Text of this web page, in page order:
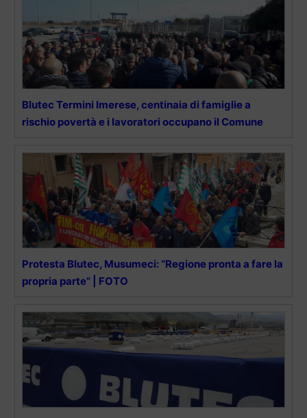
Blutec Termini Imerese, centinaia di famiglie a
rischio povertà e i lavoratori occupano il Comune
Protesta Blutec, Musumeci: “Regione pronta a fare la
propria parte” | FOTO